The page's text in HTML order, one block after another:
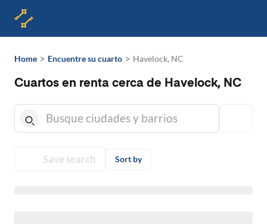
Home > Encuentre su cuarto > Havelock, NC
Cuartos en renta cerca de Havelock, NC
Save search Sort by